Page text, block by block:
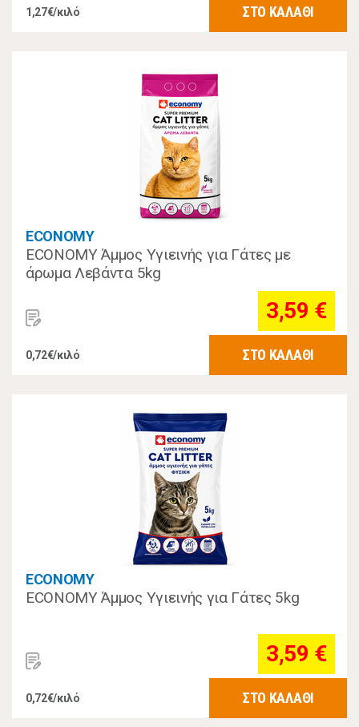
1,27€/κιλό ΣΤΟ ΚΑΛΑΘΙ
ECONOMY
ECONOMY Άμμος Υγιεινής για Γάτες με
άρωμα Λεβάντα 5kg
3,59 €
0,72€/κιλό ΣΤΟ ΚΑΛΑΘΙ
ECONOMY
ECONOMY Άμμος Υγιεινής για Γάτες 5kg
3,59 €
0,72€/κιλό ΣΤΟ ΚΑΛΑΘΙ